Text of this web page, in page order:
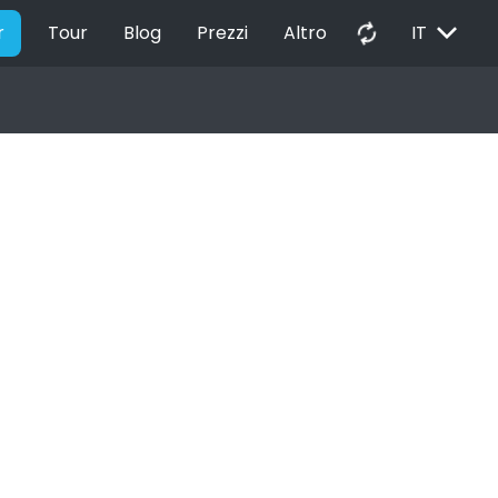
Tour Blog Prezzi Altro autorenew IT EXPAND_MORE